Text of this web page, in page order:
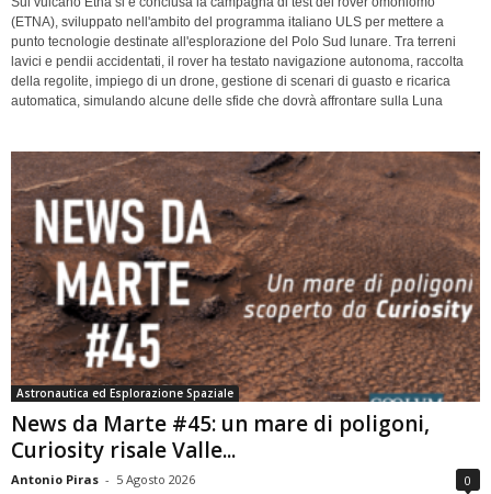
(ETNA), sviluppato nell'ambito del programma italiano ULS per mettere a
punto tecnologie destinate all'esplorazione del Polo Sud lunare. Tra terreni
lavici e pendii accidentati, il rover ha testato navigazione autonoma, raccolta
della regolite, impiego di un drone, gestione di scenari di guasto e ricarica
automatica, simulando alcune delle sfide che dovrà affrontare sulla Luna
Astronautica ed Esplorazione Spaziale
News da Marte #45: un mare di poligoni,
Curiosity risale Valle...
Antonio Piras - 5 Agosto 2026 0